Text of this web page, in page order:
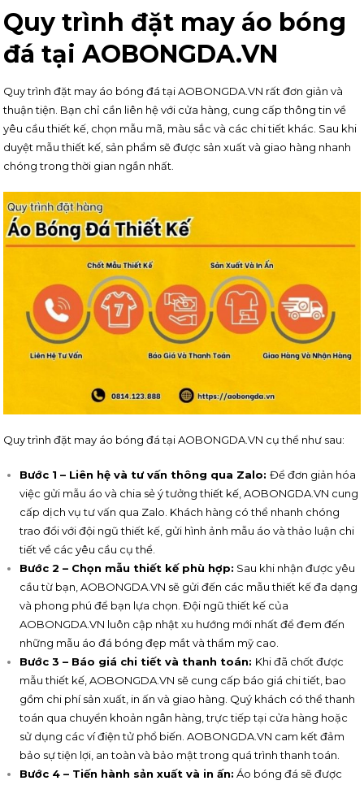
Quy trình đặt may áo bóng
đá tại AOBONGDA.VN
Quy trình đặt may áo bóng đá tại AOBONGDA.VN rất đơn giản và
thuận tiện. Bạn chỉ cần liên hệ với cửa hàng, cung cấp thông tin về
yêu cầu thiết kế, chọn mẫu mã, màu sắc và các chi tiết khác. Sau khi
duyệt mẫu thiết kế, sản phẩm sẽ được sản xuất và giao hàng nhanh
chóng trong thời gian ngắn nhất.
Quy trình đặt may áo bóng đá tại AOBONGDA.VN cụ thể như sau:
Bước 1 – Liên hệ và tư vấn thông qua Zalo:Để đơn giản hóa
việc gửi mẫu áo và chia sẻ ý tưởng thiết kế, AOBONGDA.VN cung
cấp dịch vụ tư vấn qua Zalo. Khách hàng có thể nhanh chóng
trao đổi với đội ngũ thiết kế, gửi hình ảnh mẫu áo và thảo luận chi
tiết về các yêu cầu cụ thể.
Bước 2 – Chọn mẫu thiết kế phù hợp: Sau khi nhận được yêu
cầu từ bạn, AOBONGDA.VN sẽ gửi đến các mẫu thiết kế đa dạng
và phong phú để bạn lựa chọn. Đội ngũ thiết kế của
AOBONGDA.VN luôn cập nhật xu hướng mới nhất để đem đến
những mẫu áo đá bóng đẹp mắt và thẩm mỹ cao.
Bước 3 – Báo giá chi tiết và thanh toán: Khi đã chốt được
mẫu thiết kế, AOBONGDA.VN sẽ cung cấp báo giá chi tiết, bao
gồm chi phí sản xuất, in ấn và giao hàng. Quý khách có thể thanh
toán qua chuyển khoản ngân hàng, trực tiếp tại cửa hàng hoặc
sử dụng các ví điện tử phổ biến. AOBONGDA.VN cam kết đảm
bảo sự tiện lợi, an toàn và bảo mật trong quá trình thanh toán.
Bước 4 – Tiến hành sản xuất và in ấn: Áo bóng đá sẽ được